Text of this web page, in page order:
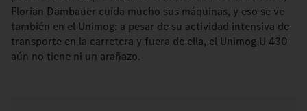
Florian Dambauer cuida mucho sus máquinas, y eso se ve
también en el Unimog: a pesar de su actividad intensiva de
transporte en la carretera y fuera de ella, el Unimog U 430
aún no tiene ni un arañazo.